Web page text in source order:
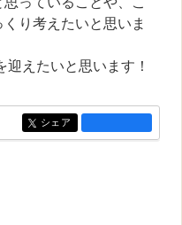
り考えたいと思いま
えたいと思います！
entry1453
シェア